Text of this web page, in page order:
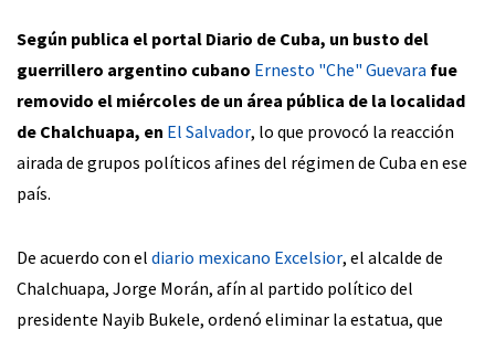
Según publica el portal Diario de Cuba, un busto del
guerrillero argentino cubano Ernesto "Che" Guevara fue
removido el miércoles de un área pública de la localidad
de Chalchuapa, en El Salvador, lo que provocó la reacción
airada de grupos políticos afines del régimen de Cuba en ese
país.
De acuerdo con el diario mexicano Excelsior, el alcalde de
Chalchuapa, Jorge Morán, afín al partido político del
presidente Nayib Bukele, ordenó eliminar la estatua, que